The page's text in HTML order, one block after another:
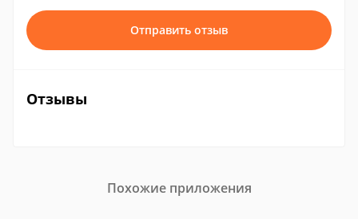
Отправить отзыв
Отзывы
Похожие приложения